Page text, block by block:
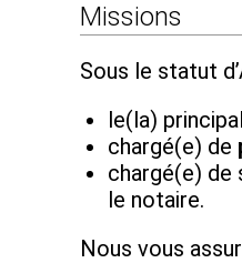
Missions
Sous le statut
le(la)
chargé(e) de
chargé(e) de
le notaire.
Nous vous